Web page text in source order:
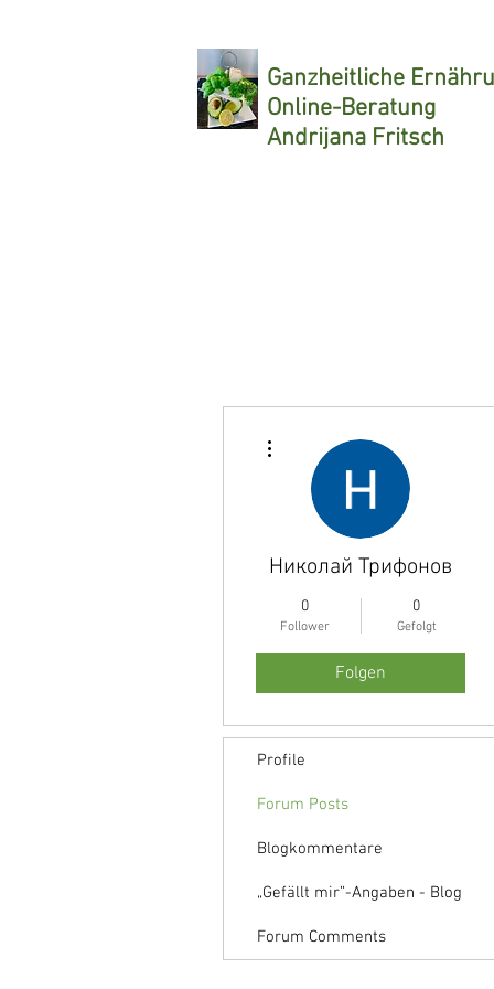
Ganzheitliche
Online-Beratung
Andrijana Fritsch
Николай Трифонов
0
Follower
0
Gefolgt
Folgen
Profile
Forum Posts
Blogkommentare
„Gefällt mir”-Angaben - Blog
Forum Comments